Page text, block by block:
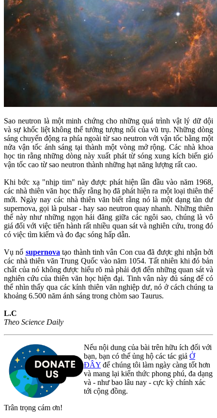
Sao neutron là một minh chứng cho những quá trình vật lý dữ dội
và sự khốc liệt không thể tưởng tượng nổi của vũ trụ. Những dòng
sáng chuyển động ra phía ngoài từ sao neutron với vận tốc bằng một
nửa vận tốc ánh sáng tại thành một vòng mở rộng. Các nhà khoa
học tin rằng những dòng này xuất phát từ sóng xung kích biến gió
vận tốc cao từ sao neutron thành những hạt năng lượng rất cao.
Khi bức xạ "nhịp tim" này được phát hiện lần đầu vào năm 1968,
các nhà thiên văn học thấy rằng họ đã phát hiện ra một loại thiên thể
mới. Ngày nay các nhà thiên văn biết rằng nó là một dạng tàn dư
supernova, gọi là pulsar - hay sao neutron quay nhanh. Những thiên
thể này như những ngọn hải đăng giữa các ngôi sao, chúng là vô
giá đối với việc tiến hành rất nhiều quan sát và nghiên cứu, trong đó
có việc tìm kiếm và đo đạc sóng hấp dẫn.
Vụ nổ supernova tạo thành tinh vân Con cua đã được ghi nhận bởi
các nhà thiên văn Trung Quốc vào năm 1054. Tất nhiên khi đó bản
chất của nó không được hiểu rõ mà phải đợi đến những quan sát và
nghiên cứu của thiên văn học hiện đại. Tinh vân này đủ sáng để có
thể nhìn thấy qua các kính thiên văn nghiệp dư, nó ở cách chúng ta
khoảng 6.500 năm ánh sáng trong chòm sao Taurus.
L.C
Theo Science Daily
Nếu nội dung của bài trên hữu ích đối với
bạn, bạn có thể ủng hộ các tác giả Ở
ĐÂY để chúng tôi làm ngày càng tốt hơn
và mang lại kiến thức phong phú, đa dạng
và - như bao lâu nay - cực kỳ chính xác
tới cộng đồng.
Trân trọng cám ơn!